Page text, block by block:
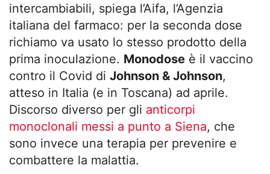
intercambiabili, spiega l’Aifa, l’Agenzia
italiana del farmaco: per la seconda dose
richiamo va usato lo stesso prodotto della
prima inoculazione. Monodose è il vaccino
contro il Covid di Johnson & Johnson,
atteso in Italia (e in Toscana) ad aprile.
Discorso diverso per gli anticorpi
monoclonali messi a punto a Siena, che
sono invece una terapia per prevenire e
combattere la malattia.